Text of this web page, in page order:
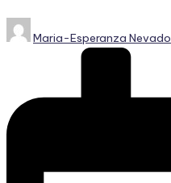
Publicado
por
Maria-Esperanza Nevado